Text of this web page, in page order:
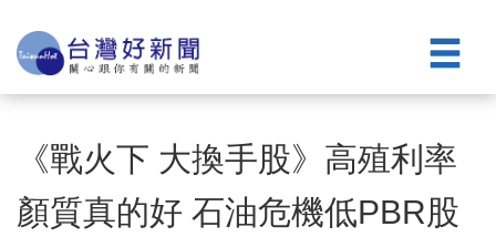
《戰火下 大換手股》高殖利率
顏質真的好 石油危機低PBR股